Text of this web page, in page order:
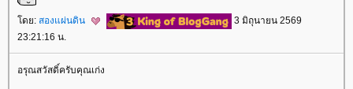
ดย: สองแผ่นดิน
3 มิถุนายน 2569
23:21:16 น.
อรุณสวัสดิ์ครับคุณเก่ง